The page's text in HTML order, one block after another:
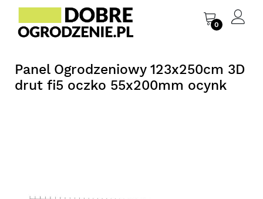
0
Panel Ogrodzeniowy 123x250cm 3D
drut fi5 oczko 55x200mm ocynk